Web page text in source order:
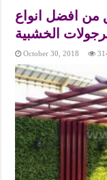
من افضل انواع
الخشبية
October 30, 2018